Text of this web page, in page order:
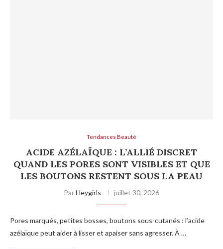
Tendances Beauté
ACIDE AZÉLAÏQUE : L’ALLIÉ DISCRET
QUAND LES PORES SONT VISIBLES ET QUE
LES BOUTONS RESTENT SOUS LA PEAU
ParHeygirls juillet 30, 2026
Pores marqués, petites bosses, boutons sous-cutanés : l’acide
azélaïque peut aider à lisser et apaiser sans agresser. À …